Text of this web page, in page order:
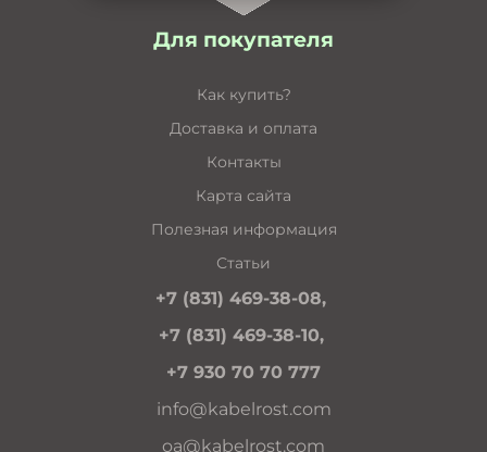
Для покупателя
Как купить?
Доставка и оплата
Контакты
Карта сайта
Полезная информация
Статьи
+7 (831) 469-38-08,
+7 (831) 469-38-10,
+7 930 70 70 777
info@kabelrost.com
oa@kabelrost.com